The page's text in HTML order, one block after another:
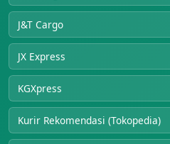
J&T Cargo
JX Express
KGXpress
Kurir Rekomendasi (Tokopedia)